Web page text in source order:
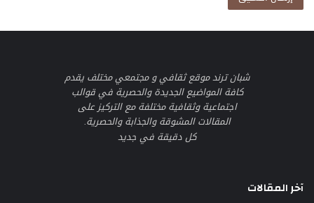
شبان ترند موقع ثقافي و مجتمعي مختلف يقدم
كافة المواضيع الجديدة والحصرية في قوالب
اجتماعية وثقافية مختلفة مع التركيز على
المقالات المشوقة والجذابة والحصرية.
كل دقيقة في جديد
آخر المقالات